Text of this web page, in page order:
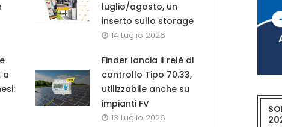
luglio/agosto, un
inserto sullo storage
14 Luglio 2026
a
Finder lancia il relè di
controllo Tipo 70.33,
utilizzabile anche su
impianti FV
13 Luglio 2026